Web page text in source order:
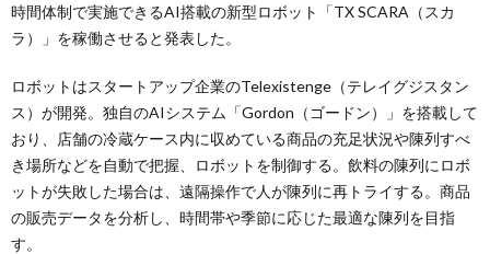
時間体制で実施できるAI搭載の新型ロボット「TX SCARA（スカ
ラ）」を稼働させると発表した。
ロボットはスタートアップ企業のTelexistenge（テレイグジスタン
ス）が開発。独自のAIシステム「Gordon（ゴードン）」を搭載して
おり、店舗の冷蔵ケース内に収めている商品の充足状況や陳列すべ
き場所などを自動で把握、ロボットを制御する。飲料の陳列にロボ
ットが失敗した場合は、遠隔操作で人が陳列に再トライする。商品
の販売データを分析し、時間帯や季節に応じた最適な陳列を目指
す。